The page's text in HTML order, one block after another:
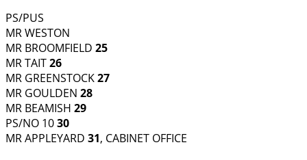
PS/PUS
MR WESTON
MR BROOMFIELD 25
MR TAIT26
MR GREENSTOCK27
MR GOULDEN 28
MR BEAMISH 29
PS/NO 1030
MR APPLEYARD 31, CABINET OFFICE